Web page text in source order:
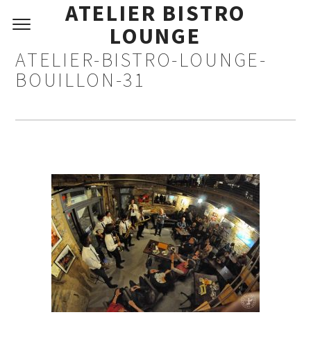
ATELIER BISTRO
LOUNGE
ATELIER-BISTRO-LOUNGE-
BOUILLON-31